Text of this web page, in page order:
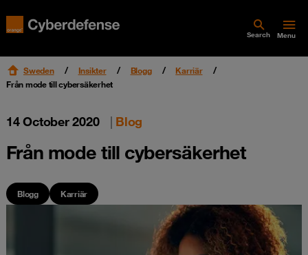
Search Menu
Sweden Insikter Blogg
Karriär
Från mode till cybersäkerhet
14 October 2020 | Blog
Från mode till cybersäkerhet
Blogg Karriär